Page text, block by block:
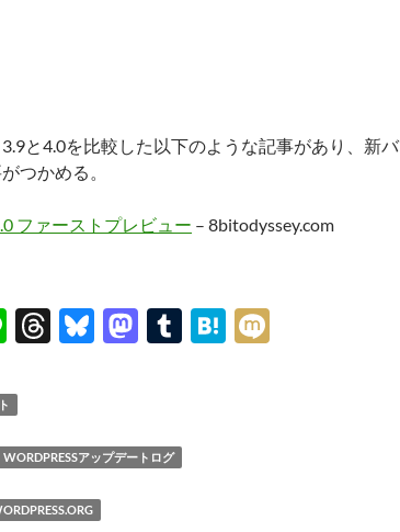
と4.0を比較した以下のような記事があり、新バ
つかめる。
ファーストプレビュー – 8bitodyssey.com
Li
e
T
ds
Bl
y
M
o
T
H
WORDPRESSアップデートログ